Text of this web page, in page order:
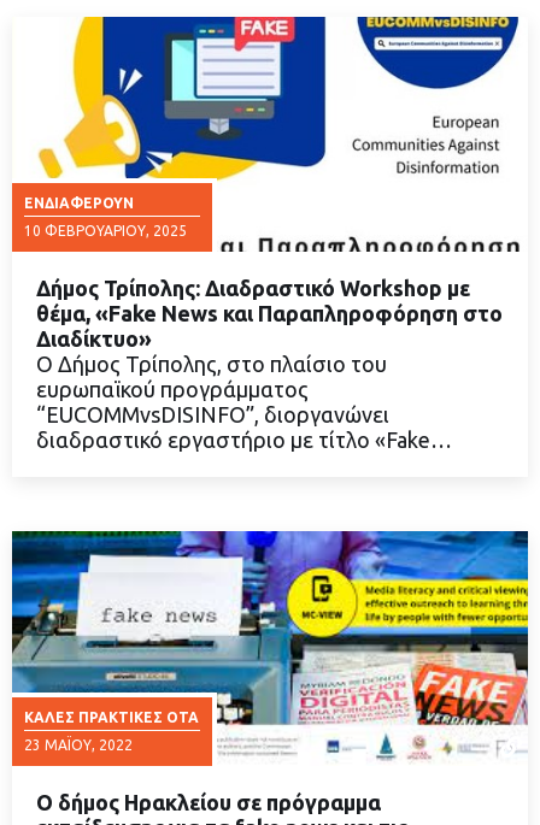
ΕΝΔΙΑΦΈΡΟΥΝ
10 ΦΕΒΡΟΥΑΡΊΟΥ, 2025
ΔΙΑΒΑΣΤΕ ΠΕΡΙΣΣΟΤΕΡΑ
Δήμος Τρίπολης: Διαδραστικό Workshop με
θέμα, «Fake News και Παραπληροφόρηση στο
Διαδίκτυο»
Ο Δήμος Τρίπολης, στο πλαίσιο του
ευρωπαϊκού προγράμματος
“EUCOMMvsDISINFO”, διοργανώνει
διαδραστικό εργαστήριο με τίτλο «Fake…
ΚΑΛΈΣ ΠΡΑΚΤΙΚΈΣ ΟΤΑ
23 ΜΑΪ́ΟΥ, 2022
Ο δήμος Ηρακλείου σε πρόγραμμα